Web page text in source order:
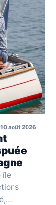
10 août 2026
île